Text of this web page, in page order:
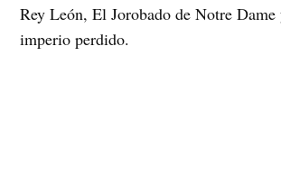
Rey León, El Jorobado de Notre
imperio perdido.